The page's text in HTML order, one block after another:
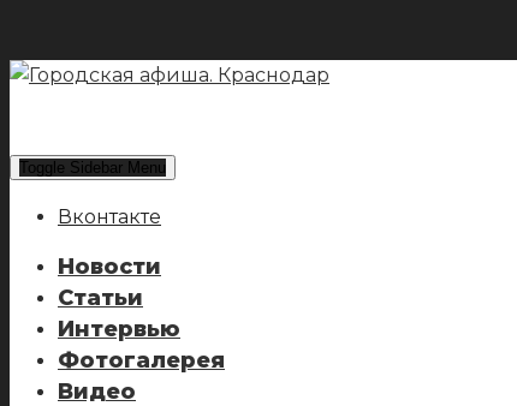
Toggle Sidebar Menu
Вконтакте
Новости
Статьи
Интервью
Фотогалерея
Видео